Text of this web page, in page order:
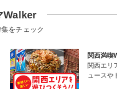
Walker
をチェック
関西満喫
関西エリ
ュースや